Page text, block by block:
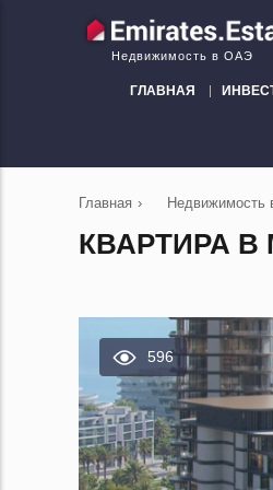
Недвижимость в ОАЭ
ГЛАВНАЯ
Главная ›
КВАРТИРА В
596